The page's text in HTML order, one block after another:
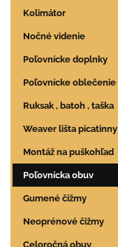
Kolimátor
Nočné videnie
Poľovnícke doplnky
Poľovnícke oblečenie
Ruksak , batoh , taška
Weaver lišta picatinny
Montáž na puškohľad
Poľovnícka obuv
Gumené čižmy
Neoprénové čižmy
Celoročná obuv